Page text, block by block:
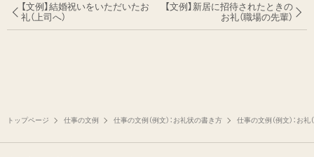
【文例】結婚祝いをいただいたお
礼（上司へ）
【文例】新居に招待されたときの
お礼（職場の先輩）
トップページ 仕事の文例 仕事の文例（例文）：お礼状の書き方 仕事の文例（例文）：お礼